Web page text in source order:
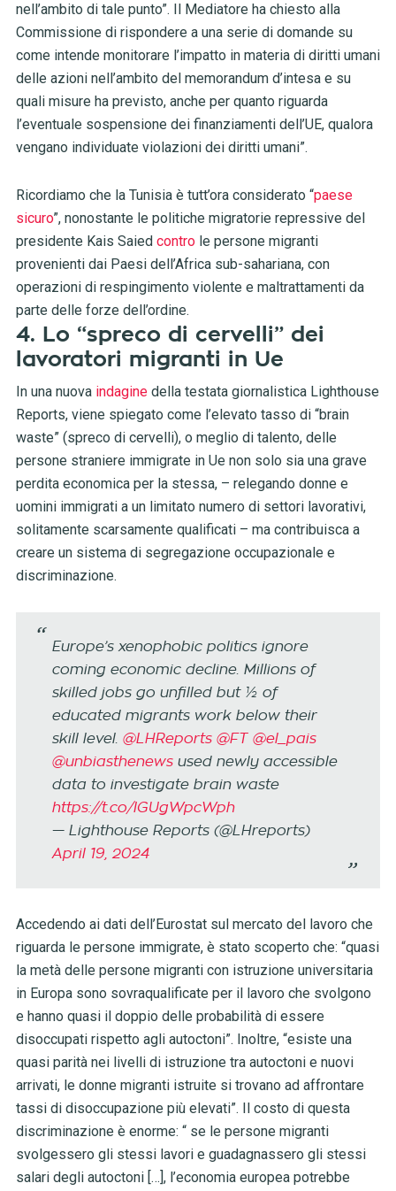
nell’ambito di tale punto”. Il Mediatore ha chiesto alla
Commissione di rispondere a una serie di domande su
come intende monitorare l’impatto in materia di diritti umani
delle azioni nell’ambito del memorandum d’intesa e su
quali misure ha previsto, anche per quanto riguarda
l’eventuale sospensione dei finanziamenti dell’UE, qualora
vengano individuate violazioni dei diritti umani”.
Ricordiamo che la Tunisia è tutt’ora considerato “paese
sicuro”, nonostante le politiche migratorie repressive del
presidente Kais Saied controle persone migranti
provenienti dai Paesi dell’Africa sub-sahariana, con
operazioni di respingimento violente e maltrattamenti da
parte delle forze dell’ordine.
4. Lo “spreco di cervelli” dei
lavoratori migranti in Ue
In una nuova indaginedella testata giornalistica Lighthouse
Reports, viene spiegato come l’elevato tasso di “brain
waste” (spreco di cervelli), o meglio di talento, delle
persone straniere immigrate in Ue non solo sia una grave
perdita economica per la stessa, – relegando donne e
uomini immigrati a un limitato numero di settori lavorativi,
solitamente scarsamente qualificati – ma contribuisca a
creare un sistema di segregazione occupazionale e
discriminazione.
Europe’s xenophobic politics ignore
coming economic decline. Millions of
skilled jobs go unfilled but ½ of
educated migrants work below their
skill level. @LHReports @FT @el_pais
@unbiasthenewsused newly accessible
data to investigate brain waste
https://t.co/IGUgWpcWph
— Lighthouse Reports (@LHreports)
April 19, 2024
Accedendo ai dati dell’Eurostat sul mercato del lavoro che
riguarda le persone immigrate, è stato scoperto che: “quasi
la metà delle persone migranti con istruzione universitaria
in Europa sono sovraqualificate per il lavoro che svolgono
e hanno quasi il doppio delle probabilità di essere
disoccupati rispetto agli autoctoni”. Inoltre, “esiste una
quasi parità nei livelli di istruzione tra autoctoni e nuovi
arrivati, le donne migranti istruite si trovano ad affrontare
tassi di disoccupazione più elevati”. Il costo di questa
discriminazione è enorme: “ se le persone migranti
svolgessero gli stessi lavori e guadagnassero gli stessi
salari degli autoctoni […], l’economia europea potrebbe